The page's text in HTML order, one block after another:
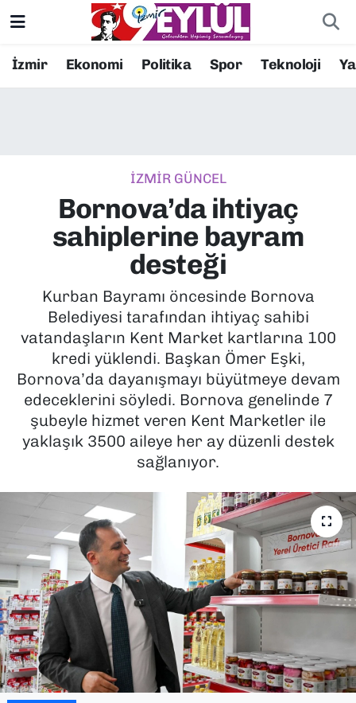
İzmir Ekonomi Politika Spor Teknoloji
İZMİR GÜNCEL
Bornova’da ihtiyaç
sahiplerine bayram
desteği
Kurban Bayramı öncesinde Bornova
Belediyesi tarafından ihtiyaç sahibi
vatandaşların Kent Market kartlarına 100
kredi yüklendi. Başkan Ömer Eşki,
Bornova’da dayanışmayı büyütmeye devam
edeceklerini söyledi. Bornova genelinde 7
şubeyle hizmet veren Kent Marketler ile
yaklaşık 3500 aileye her ay düzenli destek
sağlanıyor.
Resmi İlanlar
EKONOMİ
KÜLTÜR SANAT
MAGAZİN
POLİTİKA
SAĞLIK
SPOR
YAŞAM
YEREL YÖNETİMLER
Konak Nöbetçi Eczaneler
Süper Lig Puan Durumu ve Fikstür
Tüm Manşetler
Son Dakika Haberleri
Haber Arşivi